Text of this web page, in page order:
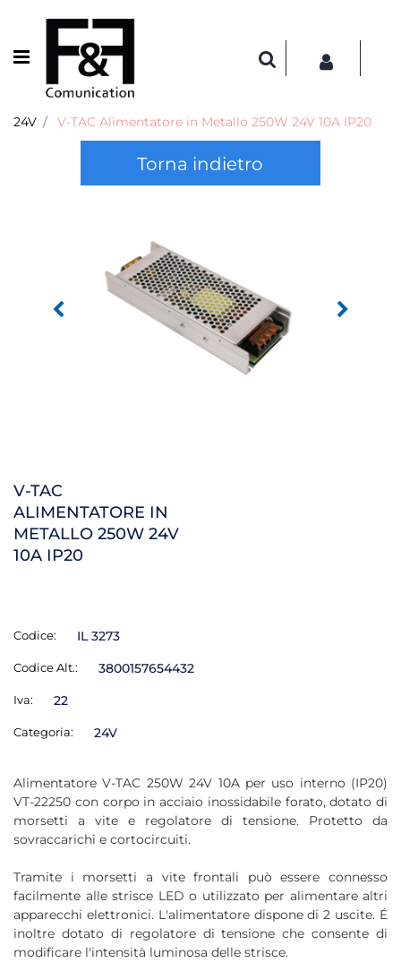
Open menu
24V V-TAC Alimentatore in Metallo 250W 24V 10A IP20
Torna indietro
V-TAC
ALIMENTATORE IN
METALLO 250W 24V
10A IP20
Codice: IL 3273
Codice Alt.: 3800157654432
Iva: 22
Categoria: 24V
Alimentatore V-TAC 250W 24V 10A per uso interno (IP20)
VT-22250 con corpo in acciaio inossidabile forato, dotato di
morsetti a vite e regolatore di tensione. Protetto da
sovraccarichi e cortocircuiti.
Tramite i morsetti a vite frontali può essere connesso
facilmente alle strisce LED o utilizzato per alimentare altri
apparecchi elettronici. L'alimentatore dispone di 2 uscite. É
inoltre dotato di regolatore di tensione che consente di
modificare l'intensità luminosa delle strisce.